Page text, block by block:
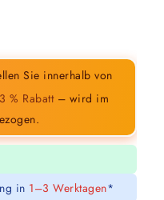
Sie innerhalb von
3 % Rabatt– wird im
in 1–3 Werktagen*